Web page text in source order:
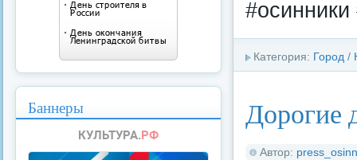
#осинники
Категория: Город /
Дорогие
Автор:
Баннеры